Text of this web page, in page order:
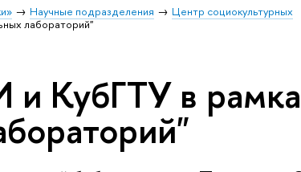
Научные подразделения
Центр социокультурных
лабораторий"
КубГТУ в